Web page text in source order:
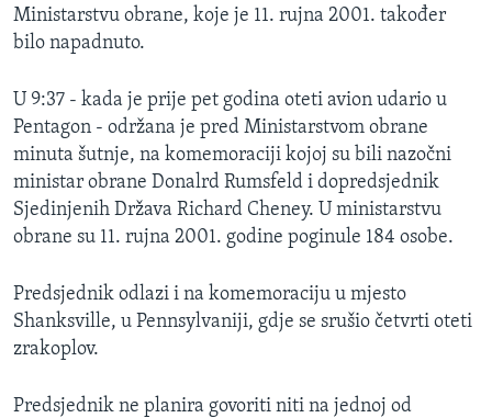
Ministarstvu obrane, koje je 11. rujna 2001. također
bilo napadnuto.
U 9:37 - kada je prije pet godina oteti avion udario u
Pentagon - održana je pred Ministarstvom obrane
minuta šutnje, na komemoraciji kojoj su bili nazočni
ministar obrane Donalrd Rumsfeld i dopredsjednik
Sjedinjenih Država Richard Cheney. U ministarstvu
obrane su 11. rujna 2001. godine poginule 184 osobe.
Predsjednik odlazi i na komemoraciju u mjesto
Shanksville, u Pennsylvaniji, gdje se srušio četvrti oteti
zrakoplov.
Predsjednik ne planira govoriti niti na jednoj od